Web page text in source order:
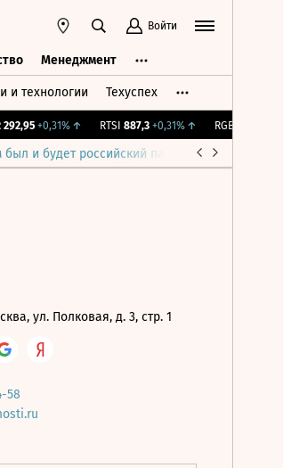
Войти
Менеджмент
и технологии Техуспех
+0,31%↑ RTSI 887,3 +0,31%↑ RGBI
и будет российский парламент
ул. Полковая, д. 3, стр. 1
58